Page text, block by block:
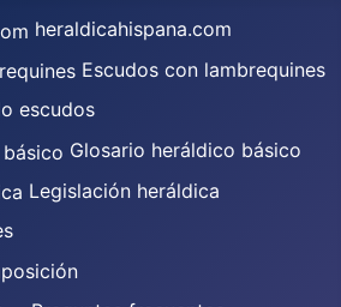
heraldicahispana.com
Escudos con lambrequines
escudos
Glosario heráldico básico
Legislación heráldica